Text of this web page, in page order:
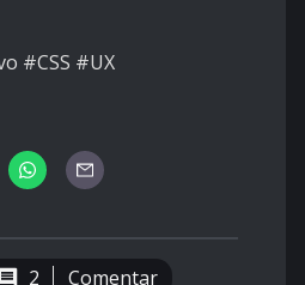
#CSS #UX
2 Comentar